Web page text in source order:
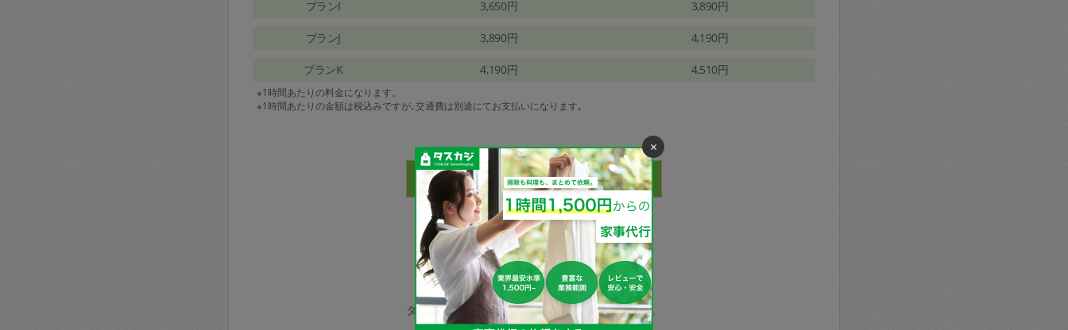
プランI 3,650円 3,890円
プランJ 3,890円 4,190円
プランK 4,190円 4,510円
※1時間あたりの料金になります。
※1時間あたりの金額は税込みですが､交通費は別途にてお支払いになります｡
家事代行サービスの種類
タスカジで依頼できるサービスは下記となります。
×